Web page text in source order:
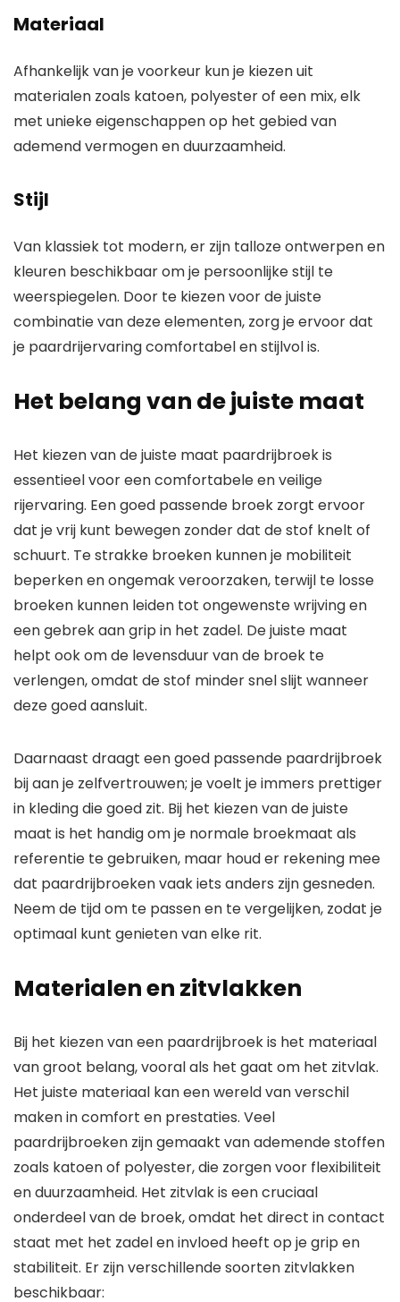
Materiaal
Afhankelijk van je voorkeur kun je kiezen uit
materialen zoals katoen, polyester of een mix, elk
met unieke eigenschappen op het gebied van
ademend vermogen en duurzaamheid.
Stijl
Van klassiek tot modern, er zijn talloze ontwerpen en
kleuren beschikbaar om je persoonlijke stijl te
weerspiegelen. Door te kiezen voor de juiste
combinatie van deze elementen, zorg je ervoor dat
je paardrijervaring comfortabel en stijlvol is.
Het belang van de juiste maat
Het kiezen van de juiste maat paardrijbroek is
essentieel voor een comfortabele en veilige
rijervaring. Een goed passende broek zorgt ervoor
dat je vrij kunt bewegen zonder dat de stof knelt of
schuurt. Te strakke broeken kunnen je mobiliteit
beperken en ongemak veroorzaken, terwijl te losse
broeken kunnen leiden tot ongewenste wrijving en
een gebrek aan grip in het zadel. De juiste maat
helpt ook om de levensduur van de broek te
verlengen, omdat de stof minder snel slijt wanneer
deze goed aansluit.
Daarnaast draagt een goed passende paardrijbroek
bij aan je zelfvertrouwen; je voelt je immers prettiger
in kleding die goed zit. Bij het kiezen van de juiste
maat is het handig om je normale broekmaat als
referentie te gebruiken, maar houd er rekening mee
dat paardrijbroeken vaak iets anders zijn gesneden.
Neem de tijd om te passen en te vergelijken, zodat je
optimaal kunt genieten van elke rit.
Materialen en zitvlakken
Bij het kiezen van een paardrijbroek is het materiaal
van groot belang, vooral als het gaat om het zitvlak.
Het juiste materiaal kan een wereld van verschil
maken in comfort en prestaties. Veel
paardrijbroeken zijn gemaakt van ademende stoffen
zoals katoen of polyester, die zorgen voor flexibiliteit
en duurzaamheid. Het zitvlak is een cruciaal
onderdeel van de broek, omdat het direct in contact
staat met het zadel en invloed heeft op je grip en
stabiliteit. Er zijn verschillende soorten zitvlakken
beschikbaar: